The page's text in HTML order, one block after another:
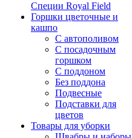
Специи Royal Field
Горшки цветочные и
кашпо
С автополивом
С посадочным
горшком
С поддоном
Без поддона
Подвесные
Подставки для
цветов
Товары для уборки